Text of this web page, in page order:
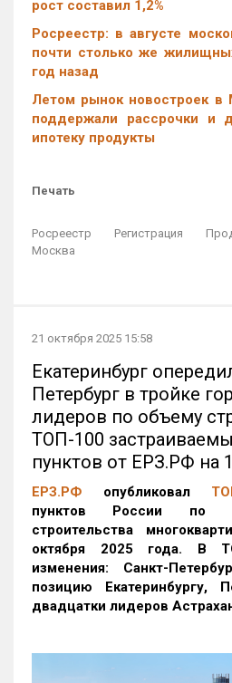
рост составил 1,2%
Росреестр: в августе
почти столько же
год назад
Летом рынок новостроек в
поддержали рассрочки и
ипотеку продукты
Печать
Росреестр Регистрация
Москва
21 октября 2025 15:58
Екатеринбург
Петербург в тройке
лидеров по объему
ТОП-100
пунктов от ЕРЗ.РФ на
ЕРЗ.РФ опубликовал
пунктов России по
строительства
октября 2025 года. В
изменения: Санкт-
позицию Екатеринбургу,
двадцатки лидеров